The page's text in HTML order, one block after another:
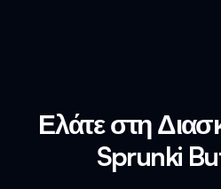
Ελάτε στη
Sprunki